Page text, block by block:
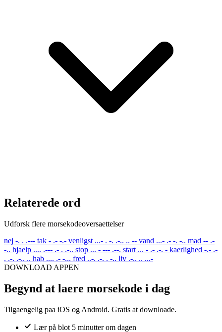
Relaterede ord
Udforsk flere morsekodeoversaettelser
nej -. . .--- tak - .- -.- venligst ...- . -. .-.. .. -- vand ...- .- -. -.. mad -- .-
-.. hjaelp .... .--- .- . .-.. stop ... - --- .--. start ... - .- .-. - kaerlighed -.- .-
. .-. .-.. .. hab .... .- -... fred ..-. .-. . -.. liv .-.. .. ...-
DOWNLOAD APPEN
Begynd at laere morsekode i dag
Tilgaengelig paa iOS og Android. Gratis at downloade.
Lær på blot 5 minutter om dagen